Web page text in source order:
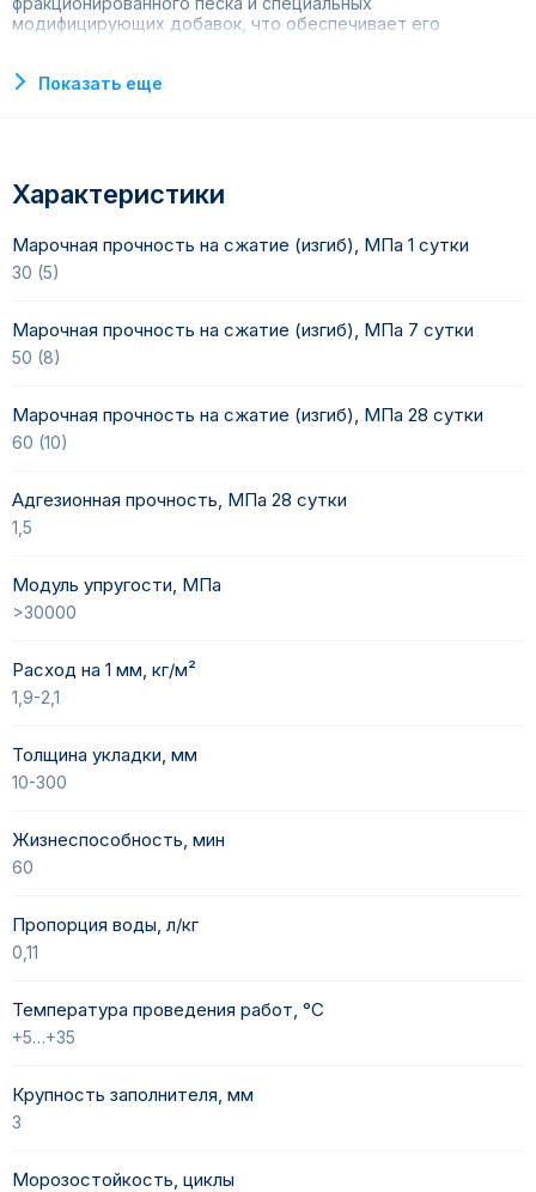
модифицирующих добавок, что обеспечивает его
санитарно-гигиеническим нормам Российской Федерации.
Является безусадочным
Слой нанесения от 10 до 300 мм
различные виды промышленного оборудования, включая
прессы, станки, генераторы, насосные и компрессорные
установки, подъемно-транспортные устройства и
омоноличивания различных конструкций, ремонта и
восстановления бетонных элементов методом
опалубочной или безопалубочной заливки.
электропередачи и открытых распределительных
устройств, столбов и опор, а также для нивелирующих
подушек на опорах мостов и эстакад.
Показать еще
Характеристики
Марочная прочность на сжатие (изгиб), МПа 1 сутки
30 (5)
Марочная прочность на сжатие (изгиб), МПа 7 сутки
50 (8)
Марочная прочность на сжатие (изгиб), МПа 28 сутки
60 (10)
Адгезионная прочность, МПа 28 сутки
1,5
Модуль упругости, МПа
>30000
Расход на 1 мм, кг/м²
1,9-2,1
Толщина укладки, мм
10-300
Жизнеспособность, мин
60
Пропорция воды, л/кг
0,11
Температура проведения работ, °C
+5…+35
Крупность заполнителя, мм
3
Морозостойкость, циклы